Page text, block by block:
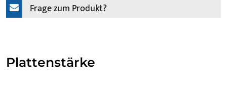
Frage zum Produkt?
Plattenstärke